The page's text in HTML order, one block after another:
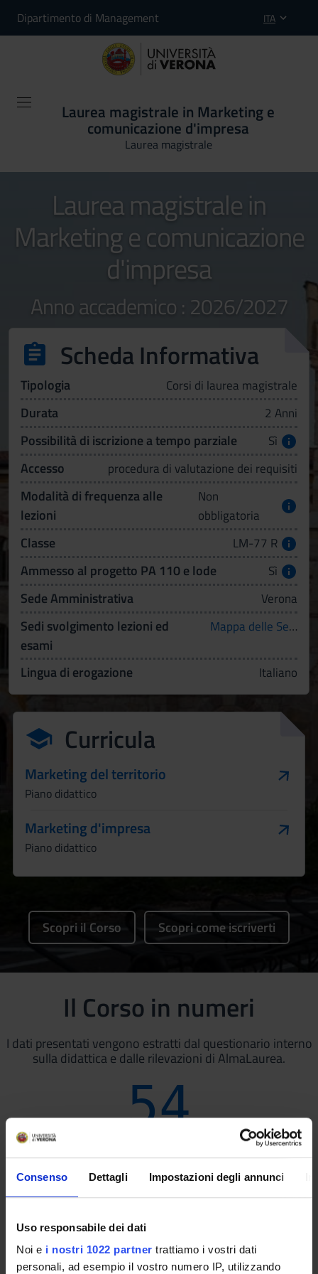
Consenso Dettagli Impostazioni degli annunci
Uso responsabile dei dati
Noi e i nostri 1022 partner trattiamo i vostri dati
personali, ad esempio il vostro numero IP, utilizzando
Dipartimento di Management ITA
Laurea magistrale in Marketing e
comunicazione d'impresa
Laurea magistrale
Laurea magistrale in
Marketing e comunicazione
d'impresa
Anno accademico : 2026/2027
Scheda Informativa
Tipologia Corsi di laurea magistrale
Durata 2 Anni
Possibilità di iscrizione a tempo parziale Sì
Accesso procedura di valutazione dei requisiti
Modalità di frequenza alle
lezioni
Non
obbligatoria
Classe LM-77 R
Ammesso al progetto PA 110 e lode Sì
Sede Amministrativa Verona
Sedi svolgimento lezioni ed
esami
Mappa delle Sedi
Lingua di erogazione Italiano
Curricula
Marketing del territorio
Piano didattico
Marketing d'impresa
Piano didattico
Scopri il Corso Scopri come iscriverti
Il Corso in numeri
I dati presentati vengono estratti dal questionario interno
sulla didattica e dalle rilevazioni di AlmaLaurea.
54
Rapporto componente studentesca/personale
docente(2023/2024)
94%
Soddisfazione del percorso di formazione